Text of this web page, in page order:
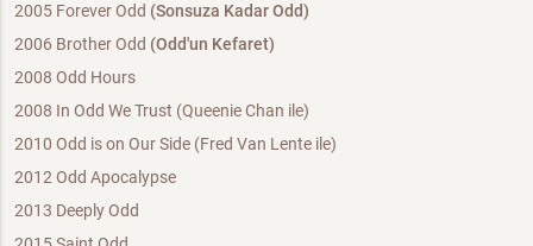
2005 Forever Odd (Sonsuza Kadar Odd)
2006 Brother Odd (Odd'un Kefaret)
2008 Odd Hours
2008 In Odd We Trust (Queenie Chan ile)
2010 Odd is on Our Side (Fred Van Lente ile)
2012 Odd Apocalypse
2013 Deeply Odd